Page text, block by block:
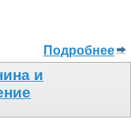
Подробнее
и